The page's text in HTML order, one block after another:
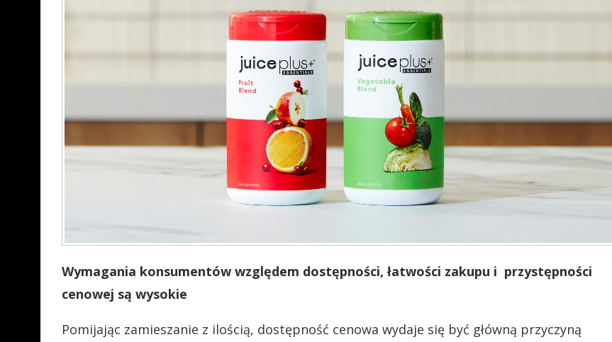
Wymagania konsumentów względem dostępności, łatwości zakupu i przystępności
cenowej są wysokie
Pomijając zamieszanie z ilością, dostępność cenowa wydaje się być główną przyczyną